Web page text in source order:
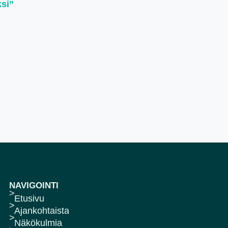
NAVIGOINTI
Etusivu
Ajankohtaista
Näkökulmia